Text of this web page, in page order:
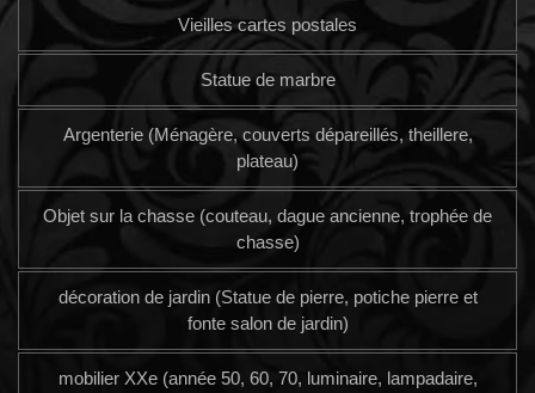
Vieilles cartes postales
Statue de marbre
Argenterie (Ménagère, couverts dépareillés, theillere,
plateau)
Objet sur la chasse (couteau, dague ancienne, trophée de
chasse)
décoration de jardin (Statue de pierre, potiche pierre et
fonte salon de jardin)
mobilier XXe (année 50, 60, 70, luminaire, lampadaire,